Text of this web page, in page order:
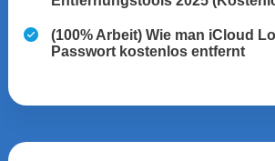
(100% Arbeit) Wie man iCloud
Passwort kostenlos entfernt